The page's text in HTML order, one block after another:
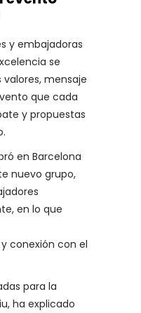
y embajadoras
se
mensaje
que cada
y propuestas
en Barcelona
nuevo grupo,
en lo que
conexión con el
para la
ha explicado